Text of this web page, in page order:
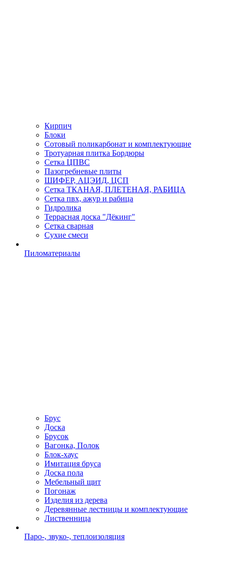
Кирпич
Блоки
Сотовый поликарбонат и комплектующие
Тротуарная плитка Бордюры
Сетка ЦПВС
Пазогребневые плиты
ШИФЕР, АЦЭИД, ЦСП
Сетка ТКАНАЯ, ПЛЕТЕНАЯ, РАБИЦА
Сетка пвх, ажур и рабица
Гидролика
Террасная доска "Дёкинг"
Сетка сварная
Сухие смеси
Пиломатериалы
Брус
Доска
Брусок
Вагонка, Полок
Блок-хаус
Имитация бруса
Доска пола
Мебельный щит
Погонаж
Изделия из дерева
Деревянные лестницы и комплектующие
Лиственница
Паро-, звуко-, теплоизоляция